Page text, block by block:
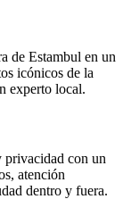
de Estambul en un
icónicos de la
experto local.
privacidad con un
atención
dentro y fuera.